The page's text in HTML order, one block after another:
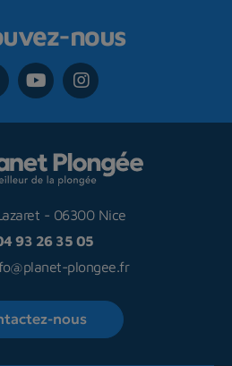
nous
- 06300 Nice
93 26 35 05
plongee.fr
nous